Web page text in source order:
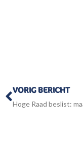
Vorige
VORIG BERICHT
Hoge Raad beslist: